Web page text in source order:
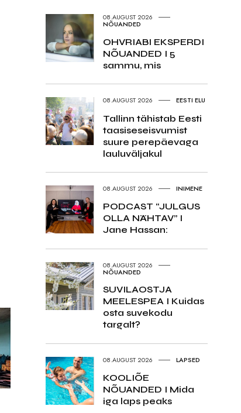
08.AUGUST 2026
NÕUANDED
OHVRIABI EKSPERDI
NÕUANDED I 5
sammu, mis
08.AUGUST 2026 EESTI ELU
Tallinn tähistab Eesti
taasiseseisvumist
suure perepäevaga
lauluväljakul
08.AUGUST 2026 INIMENE
PODCAST “JULGUS
OLLA NÄHTAV” I
Jane Hassan:
08.AUGUST 2026
NÕUANDED
SUVILAOSTJA
MEELESPEA I Kuidas
osta suvekodu
targalt?
08.AUGUST 2026 LAPSED
KOOLIÕE
NÕUANDED I Mida
iga laps peaks